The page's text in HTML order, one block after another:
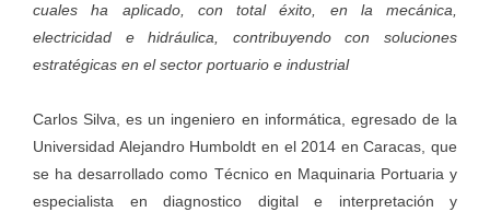
cuales ha aplicado, con total éxito, en la mecánica,
electricidad e hidráulica, contribuyendo con soluciones
estratégicas en el sector portuario e industrial
Carlos Silva, es un ingeniero en informática, egresado de la
Universidad Alejandro Humboldt en el 2014 en Caracas, que
se ha desarrollado como Técnico en Maquinaria Portuaria y
especialista en diagnostico digital e interpretación y